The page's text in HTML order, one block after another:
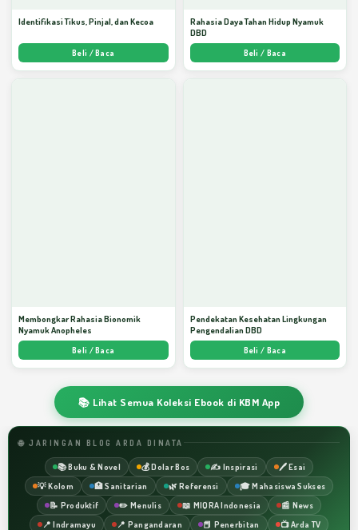
Identifikasi Tikus, Pinjal, dan Kecoa
Beli / Baca
Rahasia Daya Tahan Hidup Nyamuk
DBD
Beli / Baca
Membongkar Rahasia Bionomik
Nyamuk Anopheles
Beli / Baca
Pendekatan Kesehatan Lingkungan
Pengendalian DBD
Beli / Baca
📚 Lihat Semua Koleksi Ebook di KBM App
🌐 JARINGAN BLOG ARDA DINATA
📚 Buku & Novel 💰 Dolar Bos ✍️ Inspirasi
🖊️ Esai
💡 Kolom
🏥 Sanitarian 🌿 Referensi
🎓 Mahasiswa Sukses
📝 Produktif
✏️ Menulis 📖 MIQRA Indonesia
📰 News
📍 Indramayu
📍 Pangandaran 📕 Penerbitan 📺 Arda TV